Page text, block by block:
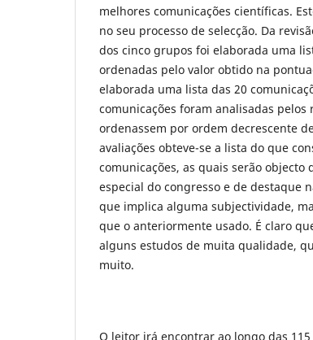
melhores comunicações científicas.
no seu processo de selecção. Da
dos cinco grupos foi elaborada uma
ordenadas pelo valor obtido na
elaborada uma lista das 20
comunicações foram analisadas
ordenassem por ordem decrescente
avaliações obteve-se a lista do que
comunicações, as quais serão objecto
especial do congresso e de destaque
que implica alguma subjectividade,
que o anteriormente usado. É claro
alguns estudos de muita qualidade,
muito.
O leitor irá encontrar ao longo das